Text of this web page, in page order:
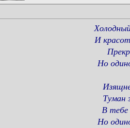
И
Но
Туман
В тебе
Но